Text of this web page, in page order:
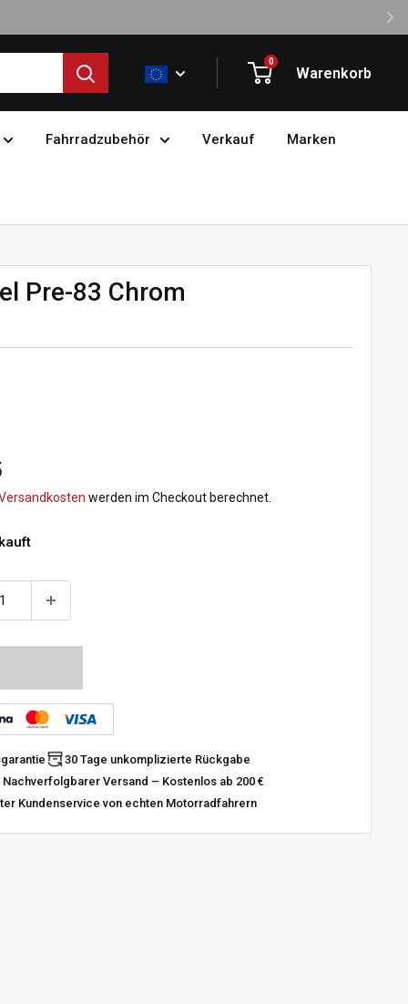
0
Warenkorb
Fahrradzubehör Verkauf Marken
Pre-83 Chrom
werden im Checkout berechnet.
30 Tage unkomplizierte Rückgabe
Versand – Kostenlos ab 200 €
Kundenservice von echten Motorradfahrern